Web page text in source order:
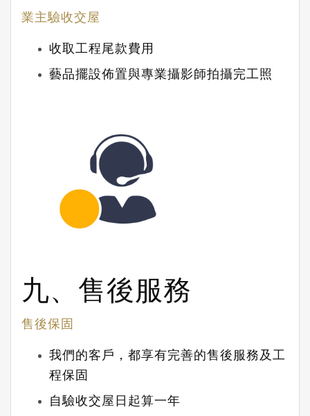
業主驗收交屋
收取工程尾款費用
藝品擺設佈置與專業攝影師拍攝完工照
九、售後服務
售後保固
我們的客戶，都享有完善的售後服務及工
程保固
自驗收交屋日起算一年